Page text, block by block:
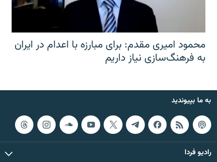
محمود امیری مقدم: برای مبارزه با اعدام در ایران
به فرهنگ‌سازی نیاز داریم
به ما بپیوندید
رادیو فردا